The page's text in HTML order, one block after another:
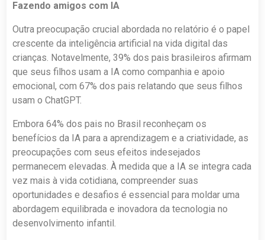
Fazendo amigos com IA
Outra preocupação crucial abordada no relatório é o papel
crescente da inteligência artificial na vida digital das
crianças. Notavelmente, 39% dos pais brasileiros afirmam
que seus filhos usam a IA como companhia e apoio
emocional, com 67% dos pais relatando que seus filhos
usam o ChatGPT.
Embora 64% dos pais no Brasil reconheçam os
benefícios da IA para a aprendizagem e a criatividade, as
preocupações com seus efeitos indesejados
permanecem elevadas. À medida que a IA se integra cada
vez mais à vida cotidiana, compreender suas
oportunidades e desafios é essencial para moldar uma
abordagem equilibrada e inovadora da tecnologia no
desenvolvimento infantil.